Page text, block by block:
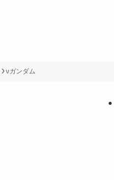
νガンダム